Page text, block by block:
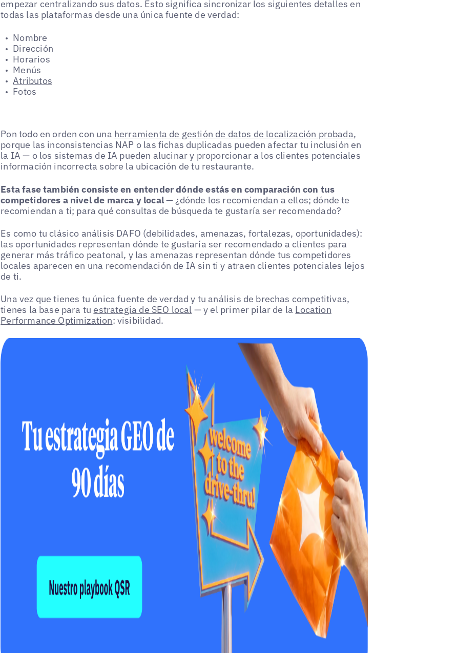
empezar centralizando sus datos. Esto significa sincronizar los siguientes detalles en
todas las plataformas desde una única fuente de verdad:
Nombre
Dirección
Horarios
Menús
Atributos
Fotos
Pon todo en orden con una herramienta de gestión de datos de localización probada,
porque las inconsistencias NAP o las fichas duplicadas pueden afectar tu inclusión en
la IA — o los sistemas de IA pueden alucinar y proporcionar a los clientes potenciales
información incorrecta sobre la ubicación de tu restaurante.
Esta fase también consiste en entender dónde estás en comparación con tus
competidores a nivel de marca y local— ¿dónde los recomiendan a ellos; dónde te
recomiendan a ti; para qué consultas de búsqueda te gustaría ser recomendado?
Es como tu clásico análisis DAFO (debilidades, amenazas, fortalezas, oportunidades):
las oportunidades representan dónde te gustaría ser recomendado a clientes para
generar más tráfico peatonal, y las amenazas representan dónde tus competidores
locales aparecen en una recomendación de IA sin ti y atraen clientes potenciales lejos
de ti.
Una vez que tienes tu única fuente de verdad y tu análisis de brechas competitivas,
tienes la base para tu estrategia de SEO local — y el primer pilar de la Location
Performance Optimization: visibilidad.